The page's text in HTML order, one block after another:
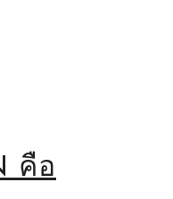
คือ